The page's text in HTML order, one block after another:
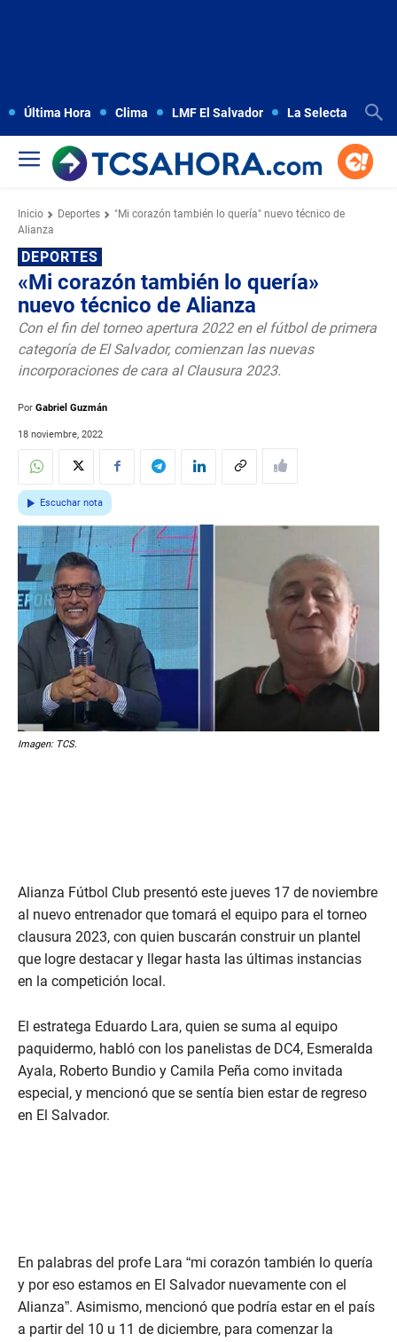
Última Hora Clima LMF El Salvador La Selecta
Inicio Deportes
"Mi corazón también lo quería" nuevo técnico de
Alianza
DEPORTES
«Mi corazón también lo quería»
nuevo técnico de Alianza
Con el fin del torneo apertura 2022 en el fútbol de primera
categoría de El Salvador, comienzan las nuevas
incorporaciones de cara al Clausura 2023.
Por Gabriel Guzmán
18 noviembre, 2022
Escuchar nota
Imagen: TCS.
Alianza Fútbol Club presentó este jueves 17 de noviembre
al nuevo entrenador que tomará el equipo para el torneo
clausura 2023, con quien buscarán construir un plantel
que logre destacar y llegar hasta las últimas instancias
en la competición local.
El estratega Eduardo Lara, quien se suma al equipo
paquidermo, habló con los panelistas de DC4, Esmeralda
Ayala, Roberto Bundio y Camila Peña como invitada
especial, y mencionó que se sentía bien estar de regreso
en El Salvador.
En palabras del profe Lara “mi corazón también lo quería
y por eso estamos en El Salvador nuevamente con el
Alianza”. Asimismo, mencionó que podría estar en el país
a partir del 10 u 11 de diciembre, para comenzar la